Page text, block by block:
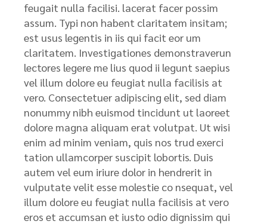
feugait nulla facilisi. lacerat facer possim
assum. Typi non habent claritatem insitam;
est usus legentis in iis qui facit eor um
claritatem. Investigationes demonstraverun
lectores legere me lius quod ii legunt saepius
vel illum dolore eu feugiat nulla facilisis at
vero. Consectetuer adipiscing elit, sed diam
nonummy nibh euismod tincidunt ut laoreet
dolore magna aliquam erat volutpat. Ut wisi
enim ad minim veniam, quis nos trud exerci
tation ullamcorper suscipit lobortis. Duis
autem vel eum iriure dolor in hendrerit in
vulputate velit esse molestie co nsequat, vel
illum dolore eu feugiat nulla facilisis at vero
eros et accumsan et iusto odio dignissim qui